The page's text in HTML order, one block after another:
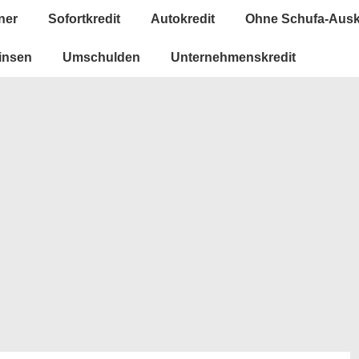
Sofortkredit Autokredit Ohne Schufa-
Umschulden Unternehmenskredit